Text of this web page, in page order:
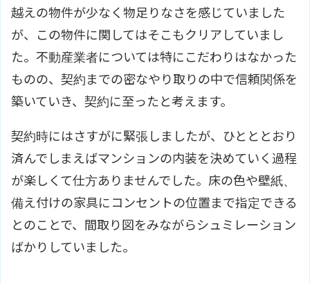
越えの物件が少なく物足りなさを感じていました
が、この物件に関してはそこもクリアしていまし
た。不動産業者については特にこだわりはなかった
ものの、契約までの密なやり取りの中で信頼関係を
築いていき、契約に至ったと考えます。
契約時にはさすがに緊張しましたが、ひとととおり
済んでしまえばマンションの内装を決めていく過程
が楽しくて仕方ありませんでした。床の色や壁紙、
備え付けの家具にコンセントの位置まで指定できる
とのことで、間取り図をみながらシュミレーション
ばかりしていました。